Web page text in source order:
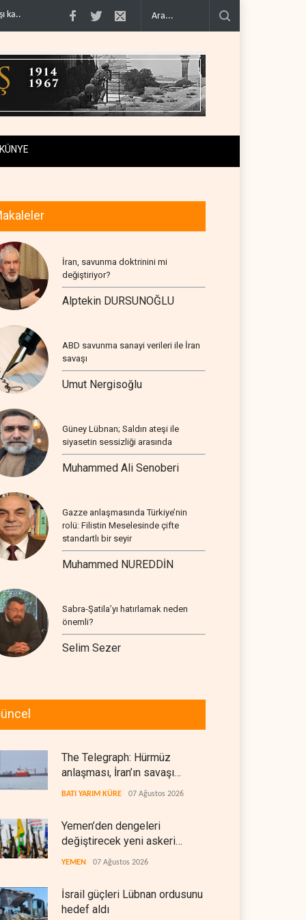
İsrail güçleri Lübnan ordusunu hedef aldı.. Foreign Affairs: ABD
KÜNYE
İran, savunma doktrinini mi
değiştiriyor?
Alptekin DURSUNOĞLU
ABD savunma sanayi verileri ile İran
savaşı
Umut Nergisoğlu
Güney Lübnan; Saldırı ateşi ile
siyasetin sessizliği arasında
Muhammed Ali Senoberi
Gazze anlaşmasında Türkiye’nin
rolü: Filistin Meselesinde çifte
standartlı bir seyir
Muhammed NUREDDİN
Sabra-Şatila’yı hatırlamak neden
önemli?
Selim Sezer
The Telegraph: Hürmüz
anlaşması, İran’ın savaşı
kazandığını gösteriyor
BATI YARIM KÜRE 07 Ağustos 2026
Yemen’den dengeleri
değiştirecek yeni askeri
denklem
YEMEN 07 Ağustos 2026
İsrail güçleri Lübnan ordusunu
hedef aldı